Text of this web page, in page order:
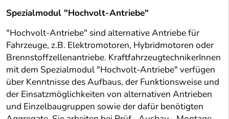
Spezialmodul "Hochvolt-Antriebe"
"Hochvolt-Antriebe" sind alternative Antriebe für
Fahrzeuge, z.B. Elektromotoren, Hybridmotoren oder
Brennstoffzellenantriebe. KraftfahrzeugtechnikerInnen
mit dem Spezialmodul "Hochvolt-Antriebe" verfügen
über Kenntnisse des Aufbaus, der Funktionsweise und
der Einsatzmöglichkeiten von alternativen Antrieben
und Einzelbaugruppen sowie der dafür benötigten